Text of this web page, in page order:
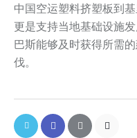
中国空运塑料挤塑板到
更是支持当地基础设施
巴斯能够及时获得所需
伐。